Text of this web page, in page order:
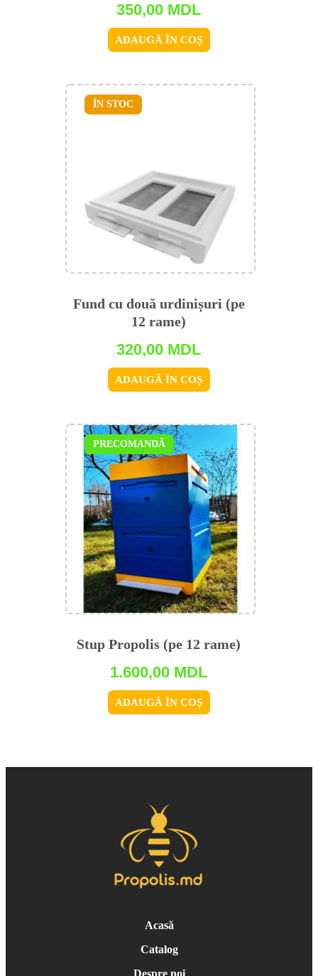
350,00 MDL
ADAUGĂ ÎN COȘ
Fund cu două urdinișuri (pe
12 rame)
320,00 MDL
ADAUGĂ ÎN COȘ
ÎN STOC
Stup Propolis (pe 12 rame)
1.600,00 MDL
ADAUGĂ ÎN COȘ
PRECOMANDĂ
Acasă
Catalog